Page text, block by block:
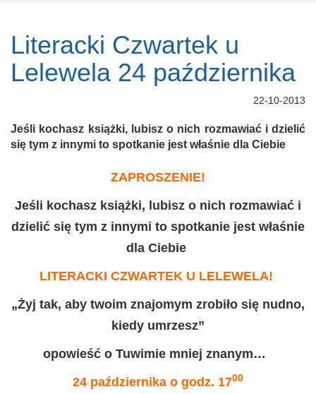
Literacki Czwartek u
Lelewela 24 października
22-10-2013
Jeśli kochasz książki, lubisz o nich rozmawiać i dzielić
się tym z innymi to spotkanie jest właśnie dla Ciebie
ZAPROSZENIE!
Jeśli kochasz książki, lubisz o nich rozmawiać i
dzielić się tym z innymi to spotkanie jest właśnie
dla Ciebie
LITERACKI CZWARTEK U LELEWELA!
„Żyj tak, aby twoim znajomym zrobiło się nudno,
kiedy umrzesz”
opowieść o Tuwimie mniej znanym…
24 października o godz. 1700